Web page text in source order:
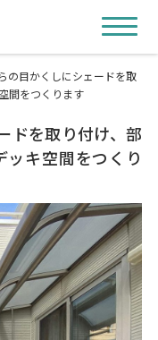
の目かくしにシェードを取
間をつくります
ドを取り付け、部
キ空間をつくり